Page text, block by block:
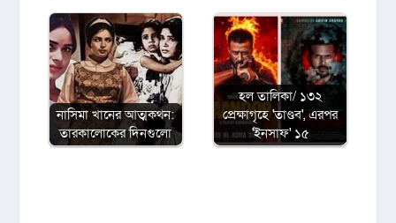
নাসিমা খানের আত্মকথন:
তারকালোকের দিনগুলো
হল তালিকা/ ১৩২
প্রেক্ষাগৃহে 'তাণ্ডব', এরপর
'ইনসাফ' ১৫